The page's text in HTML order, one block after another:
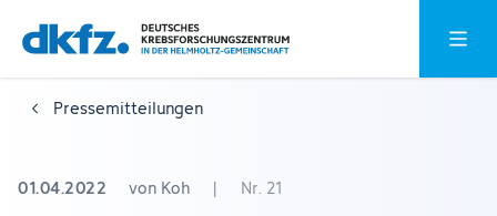
Zum
Hauptinhalt
springen
Zur
Fußzeile
springen
Pressemitteilungen
01.04.2022 von Koh | Nr. 21